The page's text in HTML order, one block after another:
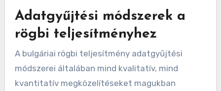
Adatgyűjtési módszerek a
rögbi teljesítményhez
A bulgáriai rögbi teljesítmény adatgyűjtési
módszerei általában mind kvalitatív, mind
kvantitatív megközelítéseket magukban